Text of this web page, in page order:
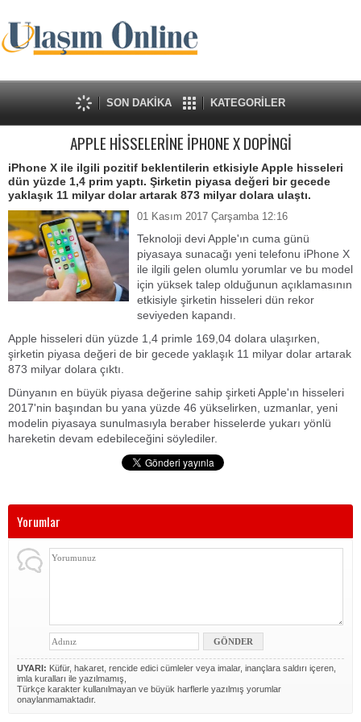
SON DAKİKA KATEGORİLER
APPLE HİSSELERİNE İPHONE X DOPİNGİ
iPhone X ile ilgili pozitif beklentilerin etkisiyle Apple hisseleri
dün yüzde 1,4 prim yaptı. Şirketin piyasa değeri bir gecede
yaklaşık 11 milyar dolar artarak 873 milyar dolara ulaştı.
01 Kasım 2017 Çarşamba 12:16
Teknoloji devi Apple'ın cuma günü
piyasaya sunacağı yeni telefonu iPhone X
ile ilgili gelen olumlu yorumlar ve bu model
için yüksek talep olduğunun açıklamasının
etkisiyle şirketin hisseleri dün rekor
seviyeden kapandı.
Apple hisseleri dün yüzde 1,4 primle 169,04 dolara ulaşırken,
şirketin piyasa değeri de bir gecede yaklaşık 11 milyar dolar artarak
873 milyar dolara çıktı.
Dünyanın en büyük piyasa değerine sahip şirketi Apple'ın hisseleri
2017'nin başından bu yana yüzde 46 yükselirken, uzmanlar, yeni
modelin piyasaya sunulmasıyla beraber hisselerde yukarı yönlü
hareketin devam edebileceğini söylediler.
Yorumlar
UYARI: Küfür, hakaret, rencide edici cümleler veya imalar, inançlara saldırı içeren,
imla kuralları ile yazılmamış,
Türkçe karakter kullanılmayan ve büyük harflerle yazılmış yorumlar
onaylanmamaktadır.